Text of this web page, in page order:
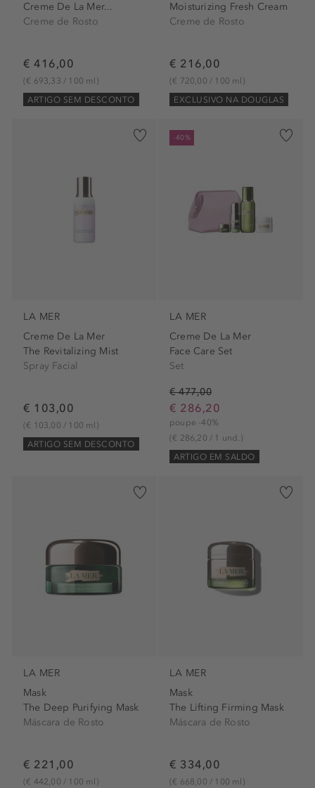
Creme De La Mer...
Creme de Rosto
€ 416,00
(€ 693,33 / 100 ml)
ARTIGO SEM DESCONTO
Moisturizing Fresh Cream
Creme de Rosto
€ 216,00
(€ 720,00 / 100 ml)
EXCLUSIVO NA DOUGLAS
LA MER
Creme De La Mer
The Revitalizing Mist
Spray Facial
€ 103,00
(€ 103,00 / 100 ml)
ARTIGO SEM DESCONTO
-40%
LA MER
Creme De La Mer
Face Care Set
Set
€ 477,00
€ 286,20
poupe -40%
(€ 286,20 / 1 und.)
ARTIGO EM SALDO
LA MER
Mask
The Deep Purifying Mask
Máscara de Rosto
€ 221,00
(€ 442,00 / 100 ml)
LA MER
Mask
The Lifting Firming Mask
Máscara de Rosto
€ 334,00
(€ 668,00 / 100 ml)